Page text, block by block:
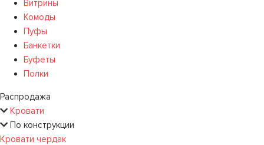
Витрины
Комоды
Пуфы
Банкетки
Буфеты
Полки
Распродажа
Кровати
По конструкции
Кровати чердак